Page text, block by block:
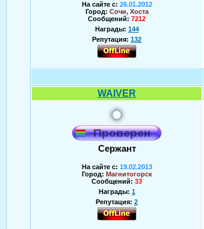
На сайте с: 26.01.2012
Город: Сочи, Хоста
Сообщений: 7212
Награды: 144
Репутация: 132
WAIVER
Сержант
На сайте с: 19.02.2013
Город: Магнитогорск
Сообщений: 33
Награды: 1
Репутация: 2